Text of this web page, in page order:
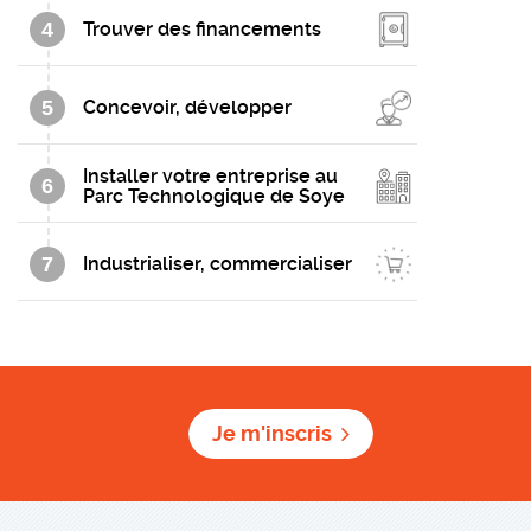
4 Trouver des financements
5 Concevoir, développer
6
Installer votre entreprise au
Parc Technologique de Soye
7 Industrialiser, commercialiser
Je m'inscris